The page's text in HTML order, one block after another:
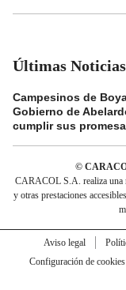
Últimas Noticias
Campesinos de
Gobierno de
cumplir sus
©
CARACOL S.A. realiza una
y otras prestaciones
Aviso legal
Configuración de cookies